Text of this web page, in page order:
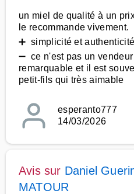
un miel de qualité à un
le recommande vivement.
➕ simplicité et authenticité
➖ ce n'est pas un
remarquable et il est
petit-fils qui très aimable
esperanto777
14/03/2026
Avis sur Daniel
MATOUR